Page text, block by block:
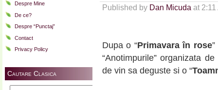
Despre Mine
De ce?
Despre “Punctaj”
Contact
Privacy Policy
Cautare Clasica
Published by Dan Micuda at
Dupa o “Primavara în rose
“Anotimpurile” organizata de
de vin sa deguste si o “